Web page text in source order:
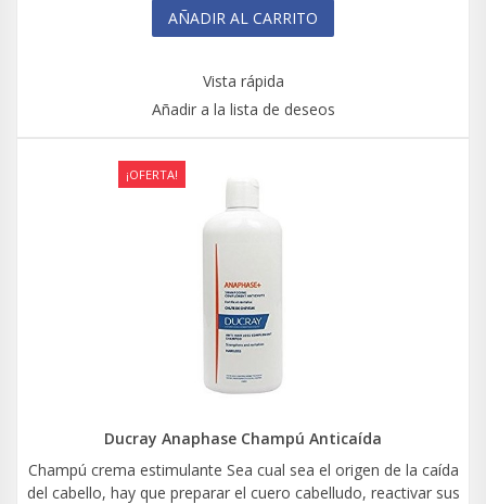
AÑADIR AL CARRITO
Vista rápida
Añadir a la lista de deseos
¡OFERTA!
Ducray Anaphase Champú Anticaída
Champú crema estimulante Sea cual sea el origen de la caída
del cabello, hay que preparar el cuero cabelludo, reactivar sus